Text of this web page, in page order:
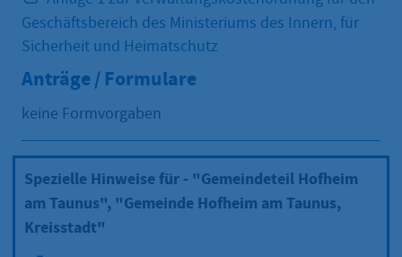
Geschäftsbereich des Ministeriums des Innern, für
Sicherheit und Heimatschutz
Anträge / Formulare
keine Formvorgaben
Spezielle Hinweise für - "Gemeindeteil Hofheim
am Taunus", "Gemeinde Hofheim am Taunus,
Kreisstadt"